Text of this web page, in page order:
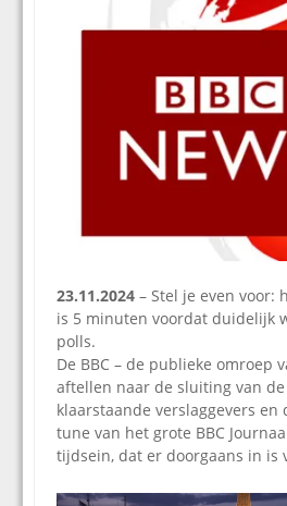
23.11.2024 – Stel je even voor:
is 5 minuten voordat duidelijk
polls.
De BBC – de publieke omroep
aftellen naar de sluiting van
klaarstaande verslaggevers
tune van het grote BBC
tijdsein, dat er doorgaans in is